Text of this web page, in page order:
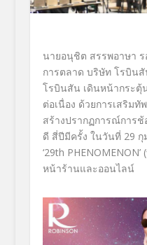
นายอนุชิต สรรพอาษา
การตลาด บริษัท โรบิน
โรบินสัน เดินหน้ากระตุ้
ต่อเนื่อง ด้วยการเสริมทั
สร้างปรากฏการณ์การ
ดี สี่ปีมีครั้ง ในวันที่ 29 กุ
‘29th PHENOMENON’
หน้าร้านและออนไลน์